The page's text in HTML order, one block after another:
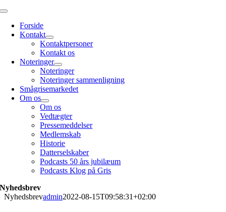
Skip
content
Toggle
NavigationForside
Kontakt
Kontaktpersoner
Kontakt os
Noteringer
Noteringer
Noteringer sammenligning
Smågrisemarkedet
Om os
Om os
Vedtægter
Pressemeddelser
Medlemskab
Historie
Datterselskaber
Podcasts 50 års jubilæum
Podcasts Klog på Gris
Nyhedsbrev
Nyhedsbrevadmin2022-08-15T09:58:31+02:00